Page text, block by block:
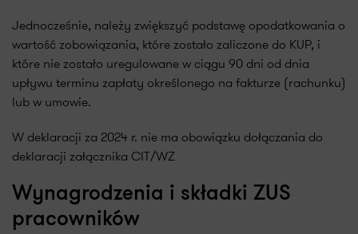
Jednocześnie, należy zwiększyć podstawę opodatkowania o
wartość zobowiązania, które zostało zaliczone do KUP, i
które nie zostało uregulowane w ciągu 90 dni od dnia
upływu terminu zapłaty określonego na fakturze (rachunku)
lub w umowie.
W deklaracji za 2024 r. nie ma obowiązku dołączania do
deklaracji załącznika CIT/WZ
Wynagrodzenia i składki ZUS
pracowników